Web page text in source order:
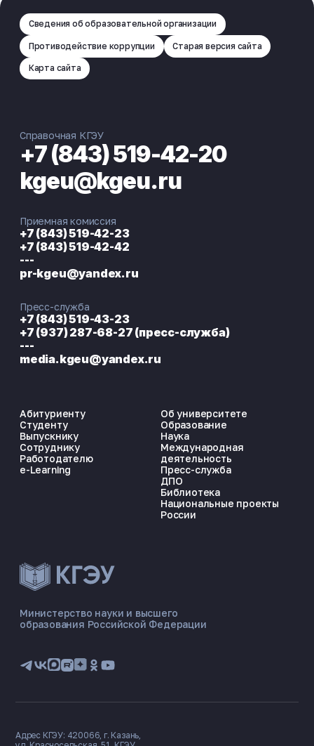
ЭНЕРГОКОД — ПОМОЩНИК КГЭУ
📋 Приёмная комиссия
🏠 Общежитие
Сведения об образовательной организации
Противодействие коррупции Старая версия сайта
Карта сайта
Министерство науки и высшего
образования Российской Федерации
Абитуриенту
Студенту
Выпускнику
Сотруднику
Работодателю
e-Learning
Об университете
Образование
Наука
Международная
деятельность
Пресс-служба
ДПО
Библиотека
Национальные проекты
России
Справочная КГЭУ
+7 (843) 519-42-20
kgeu@kgeu.ru
Приемная комиссия
+7 (843) 519-42-23
+7 (843) 519-42-42
---
pr-kgeu@yandex.ru
Пресс-служба
+7 (843) 519-43-23
+7 (937) 287-68-27 (пресс-служба)
---
media.kgeu@yandex.ru
Адрес КГЭУ: 420066, г. Казань,